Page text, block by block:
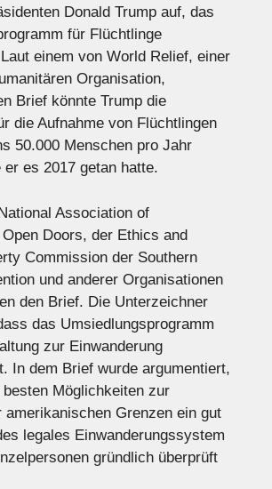
Donald Trump auf, das
für Flüchtlinge
einem von World Relief, einer
Organisation,
Brief könnte Trump die
die Aufnahme von Flüchtlingen
50.000 Menschen pro Jahr
es 2017 getan hatte.
Association of
Doors, der Ethics and
Commission der Southern
und anderer Organisationen
den Brief. Die Unterzeichner
das Umsiedlungsprogramm
zur Einwanderung
In dem Brief wurde argumentiert,
Möglichkeiten zur
amerikanischen Grenzen ein gut
legales Einwanderungssystem
gründlich überprüft